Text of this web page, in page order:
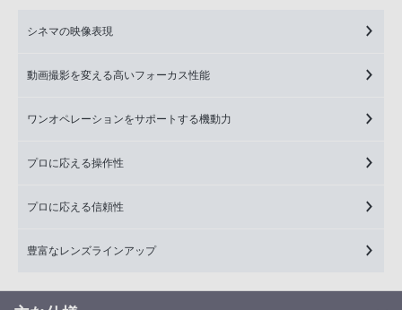
シネマの映像表現
動画撮影を変える高いフォーカス性能
ワンオペレーションをサポートする機動力
プロに応える操作性
プロに応える信頼性
豊富なレンズラインアップ